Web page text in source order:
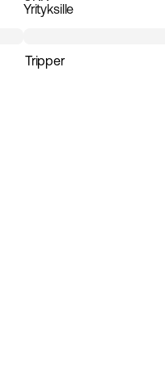
Yrityksille
Tripper